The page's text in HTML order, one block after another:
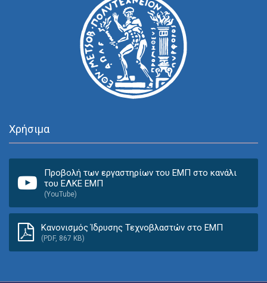
Χρήσιμα
Προβολή των εργαστηρίων του ΕΜΠ στο κανάλι
του ΕΛΚΕ ΕΜΠ
(YouTube)
Κανονισμός Ίδρυσης Τεχνοβλαστών στο ΕΜΠ
(PDF, 867 KB)